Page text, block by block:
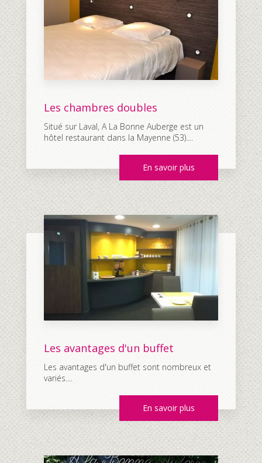
Les chambres doubles
Situé sur Laval, A La Bonne Auberge est un
hôtel restaurant dans la Mayenne (53)....
En savoir plus
Les avantages d'un buffet
Les avantages d'un buffet sont nombreux et
variés....
En savoir plus